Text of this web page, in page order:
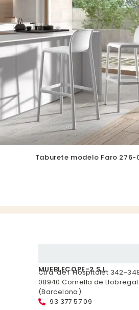
Taburete modelo Faro 276-
MUEBLECOPE-2 S.L.
Ctra. de l´Hospitalet 342-
08940 Cornella de Llobregat
(Barcelona)
93 377 57 09